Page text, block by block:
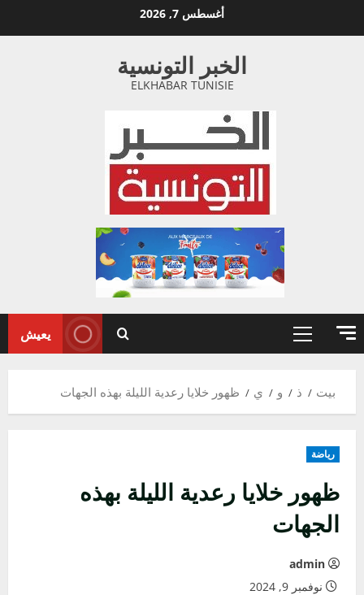
أغسطس 7, 2026
الخبر التونسية
ELKHABAR TUNISIE
القائمة
يعيش
بيت ذ و ي ظهور خلايا رعدية الليلة بهذه الجهات
رياضة
ظهور خلايا رعدية الليلة بهذه
الجهات
admin
نوفمبر 9, 2024